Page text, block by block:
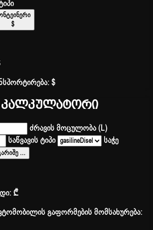
$
$
კალკულატორი
ძრავის მოცულობა (L)
საწვავის ტიპი
საჭე
…
₾
გაფორმების მომსახურება: